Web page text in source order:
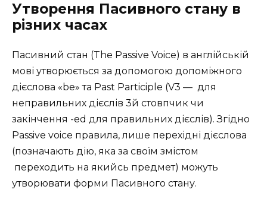
Утворення Пасивного стану в
різних часах
Пасивний стан (The Passive Voice) в англійській
мові утворюється за допомогою допоміжного
дієслова «be» та Past Participle (V3 — для
неправильних дієслів 3й стовпчик чи
закінчення -ed для правильних дієслів). Згідно
Passive voice правила, лише перехідні дієслова
(позначають дію, яка за своїм змістом
переходить на якийсь предмет) можуть
утворювати форми Пасивного стану.